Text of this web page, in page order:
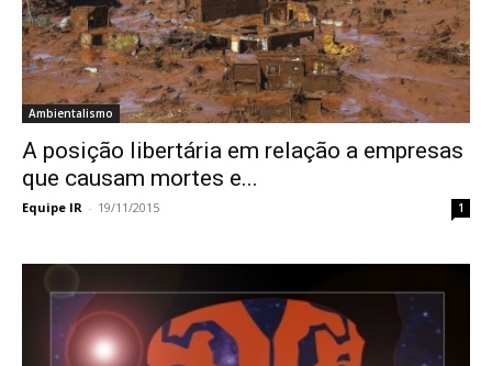
Ambientalismo
A posição libertária em relação a empresas
que causam mortes e...
Equipe IR - 19/11/2015 1